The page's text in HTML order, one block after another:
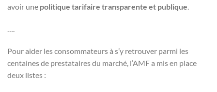
avoir une politique tarifaire transparente et publique.
Pour aider les consommateurs à s’y retrouver parmi les
centaines de prestataires du marché, l’AMF a mis en place
deux listes :